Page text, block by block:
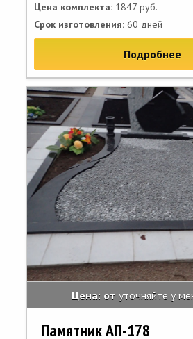
Цена комплекта: 1847 руб.
Срок изготовления: 60 дней
Подробнее
Цена: от уточняйте у
Памятник АП-178